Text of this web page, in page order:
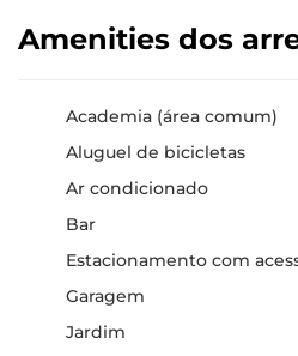
Amenities dos
Academia (área comum)
Aluguel de bicicletas
Ar condicionado
Bar
Estacionamento com
Garagem
Jardim